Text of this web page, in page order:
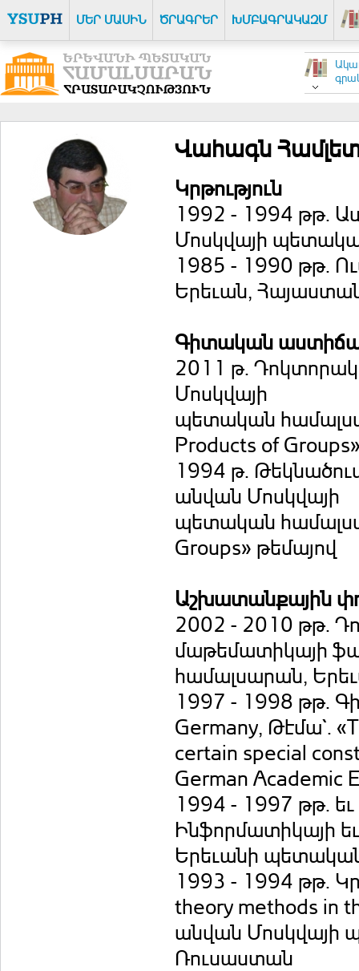
ՄԵՐ ՄԱՍԻՆ ԾՐԱԳՐԵՐ ԽՄԲԱԳՐԱԿԱԶՄ
Վահագն
Կրթություն
1992 - 1994 թթ.
Մոսկվայի
1985 - 1990 թթ.
Երեւան,
Գիտական
2011 թ.
Մոսկվայի
պետական
Products of
1994 թ.
անվան Մոսկվայի
պետական
Groups» թեմայով
Աշխատանքային
2002 - 2010 թթ.
մաթեմատիկայի
համալսարան,
1997 - 1998 թթ.
Germany, Թէմա`.
certain special
German Academic
1994 - 1997 թթ.
Ինֆորմատիկայի
Երեւանի
1993 - 1994 թթ.
theory methods in
անվան Մոսկվայի
Ռուսաստան